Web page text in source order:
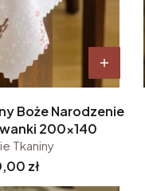
Boże Narodzenie
200x140
Tkaniny
zł